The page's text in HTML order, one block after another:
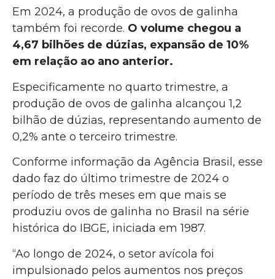
Em 2024, a produção de ovos de galinha
também foi recorde. O volume chegou a
4,67 bilhões de dúzias, expansão de 10%
em relação ao ano anterior.
Especificamente no quarto trimestre, a
produção de ovos de galinha alcançou 1,2
bilhão de dúzias, representando aumento de
0,2% ante o terceiro trimestre.
Conforme informação da Agência Brasil, esse
dado faz do último trimestre de 2024 o
período de três meses em que mais se
produziu ovos de galinha no Brasil na série
histórica do IBGE, iniciada em 1987.
“Ao longo de 2024, o setor avícola foi
impulsionado pelos aumentos nos preços